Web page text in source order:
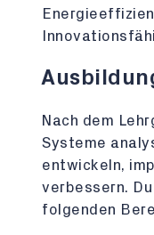
Nach dem
Systeme
entwickeln,
verbessern.
folgenden